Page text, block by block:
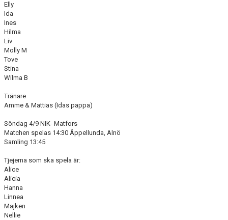
Elly
Ida
Ines
Hilma
Liv
Molly M
Tove
Stina
Wilma B
Tränare
Amme & Mattias (Idas pappa)
Söndag 4/9 NIK- Matfors
Matchen spelas 14:30 Äppellunda, Alnö
Samling 13:45
Tjejerna som ska spela är:
Alice
Alicia
Hanna
Linnea
Majken
Nellie